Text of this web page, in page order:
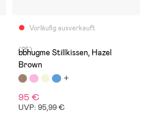
Vorläufig ausverkauft
(25)
bbhugme Stillkissen, Hazel
Brown
95 €
UVP: 95,99 €